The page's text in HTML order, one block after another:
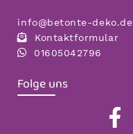
info@betonte-deko.de
Kontaktformular
01605042796
Folge uns